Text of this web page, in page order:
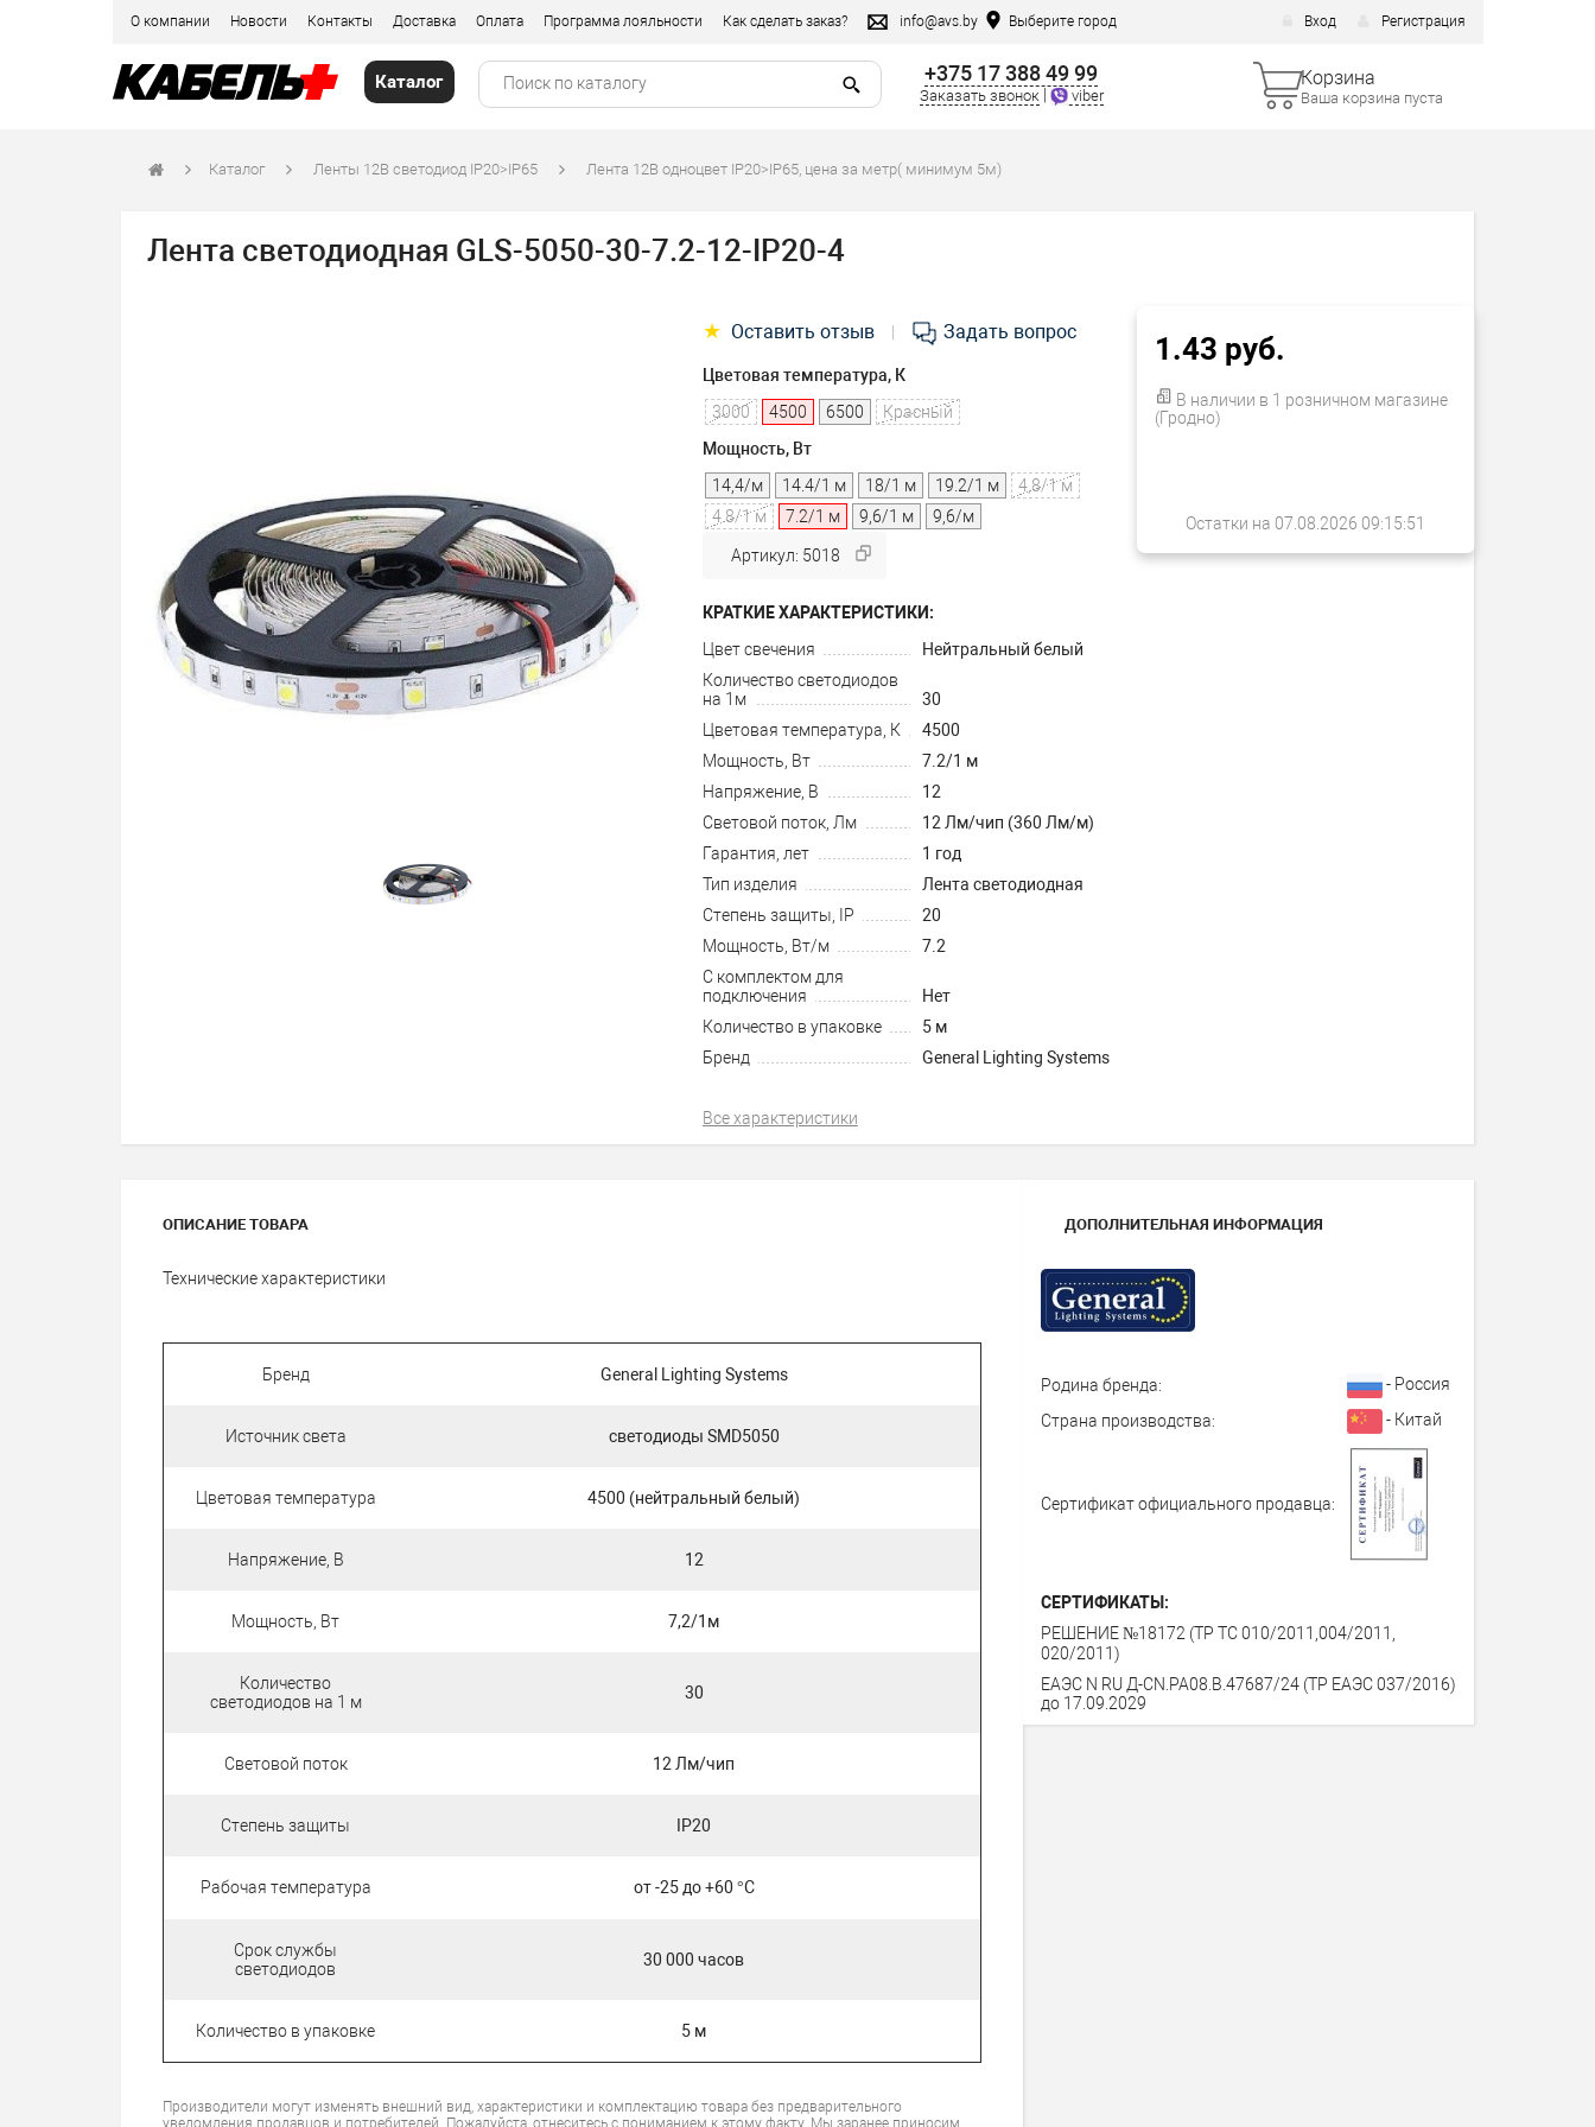
О компании Новости Контакты Доставка Оплата Программа лояльности Как сделать заказ? info@avs.by Выберите город Вход Регистрация
Каталог +375 17 388 49 99
Заказать звонок viber
Корзина
Ваша корзина пуста
Каталог Ленты 12В светодиод IP20>IP65 Лента 12В одноцвет IP20>IP65, цена за метр( минимум 5м)
Лента светодиодная GLS-5050-30-7.2-12-IP20-4
1.43 руб.
В наличии в 1 розничном магазине
(Гродно)
Остатки на 07.08.2026 09:15:51
★ Оставить отзыв Задать вопрос
Цветовая температура, К
3000
4500 6500
Красный
Мощность, Вт
14,4/м
14.4/1 м 18/1 м 19.2/1 м
4,8/1 м
4.8/1 м
7.2/1 м 9,6/1 м 9,6/м
Артикул: 5018
КРАТКИЕ ХАРАКТЕРИСТИКИ:
Цвет свечения
Нейтральный белый
Количество светодиодов
на 1м
30
Цветовая температура, К
4500
Мощность, Вт
7.2/1 м
Напряжение, В
12
Световой поток, Лм
12 Лм/чип (360 Лм/м)
Гарантия, лет
1 год
Тип изделия
Лента светодиодная
Степень защиты, IP
20
Мощность, Вт/м
7.2
С комплектом для
подключения
Нет
Количество в упаковке
5 м
Бренд
General Lighting Systems
Все характеристики
ОПИСАНИЕ ТОВАРА
Технические характеристики
Бренд General Lighting Systems
Источник света светодиоды SMD5050
Цветовая температура 4500 (нейтральный белый)
Напряжение, В 12
Мощность, Вт 7,2/1м
Количество
светодиодов на 1 м
30
Световой поток 12 Лм/чип
Степень защиты IP20
Рабочая температура от -25 до +60 °С
Срок службы
светодиодов
30 000 часов
Количество в упаковке 5 м
Производители могут изменять внешний вид, характеристики и комплектацию товара без предварительного
уведомления продавцов и потребителей. Пожалуйста, отнеситесь с пониманием к этому факту. Мы заранее приносим
ДОПОЛНИТЕЛЬНАЯ ИНФОРМАЦИЯ
Родина бренда:
- Россия
Страна производства:
- Китай
Сертификат официального продавца:
СЕРТИФИКАТЫ:
РЕШЕНИЕ №18172 (ТР ТС 010/2011,004/2011,
020/2011)
ЕАЭС N RU Д-CN.PA08.B.47687/24 (ТР ЕАЭС 037/2016)
до 17.09.2029